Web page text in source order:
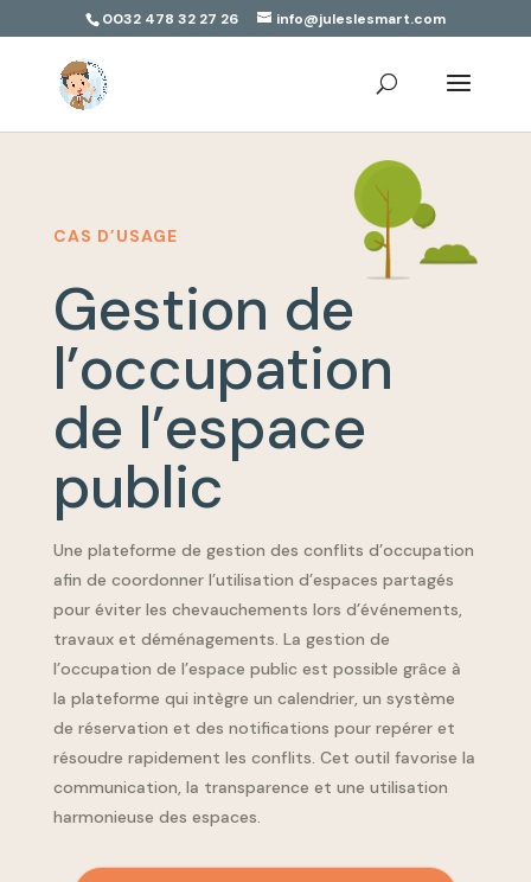
0032 478 32 27 26 info@juleslesmart.com
CAS D’USAGE
Gestion de
l’occupation
de l’espace
public
Une plateforme de gestion des conflits d’occupation
afin de coordonner l’utilisation d’espaces partagés
pour éviter les chevauchements lors d’événements,
travaux et déménagements. La gestion de
l’occupation de l’espace public est possible grâce à
la plateforme qui intègre un calendrier, un système
de réservation et des notifications pour repérer et
résoudre rapidement les conflits. Cet outil favorise la
communication, la transparence et une utilisation
harmonieuse des espaces.